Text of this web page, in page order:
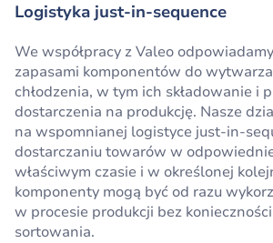
Logistyka just-in-sequence
We współpracy z Valeo
zapasami komponentów do
chłodzenia, w tym ich składowanie i
dostarczenia na produkcję. Nasze
na wspomnianej logistyce just-in-
dostarczaniu towarów w
właściwym czasie i w określonej
komponenty mogą być od razu
w procesie produkcji bez
sortowania.